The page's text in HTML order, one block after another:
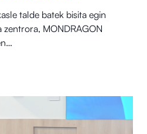
talde batek bisita egin
MONDRAGON